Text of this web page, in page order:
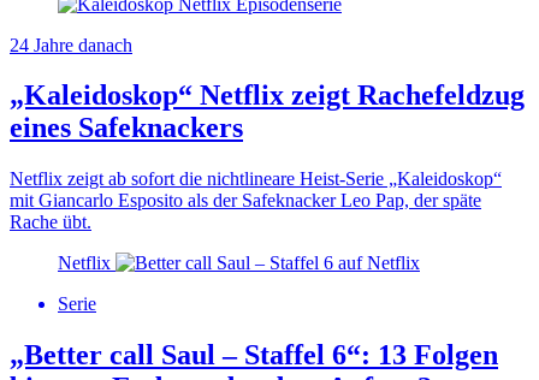
24 Jahre danach
„Kaleidoskop“ Netflix zeigt Rachefeldzug
eines Safeknackers
Netflix zeigt ab sofort die nichtlineare Heist-Serie „Kaleidoskop“
mit Giancarlo Esposito als der Safeknacker Leo Pap, der späte
Rache übt.
Netflix
Serie
„Better call Saul – Staffel 6“: 13 Folgen